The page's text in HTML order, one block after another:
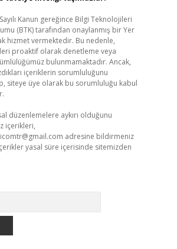
Kanun gereğince Bilgi Teknolojileri
(BTK) tarafından onaylanmış bir Yer
hizmet vermektedir. Bu nedenle,
proaktif olarak denetleme veya
bulunmamaktadır. Ancak,
içeriklerin sorumluluğunu
siteye üye olarak bu sorumluluğu kabul
düzenlemelere aykırı olduğunu
içerikleri,
adresine bildirmeniz
yasal süre içerisinde sitemizden